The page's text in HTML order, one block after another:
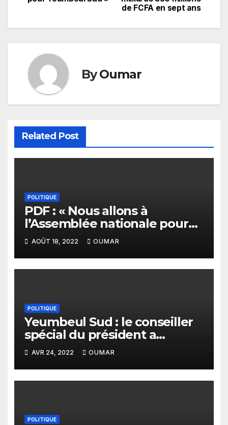
l’article
de FCFA en sept ans
ByOumar
Related Post
POLITIQUE
PDF : « Nous allons à
l’Assemblée nationale pour
lutter contre les inégalités
sociales »
AOÛT 18, 2022 OUMAR
POLITIQUE
Yeumbeul Sud : le conseiller
spécial du président a
échappé au lynchage lors du
Ndogou de la COJER.
AVR 24, 2022 OUMAR
POLITIQUE